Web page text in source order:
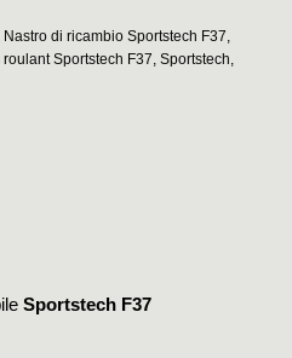
Nastro di ricambio Sportstech F37,
roulant Sportstech F37, Sportstech,
Sportstech F37